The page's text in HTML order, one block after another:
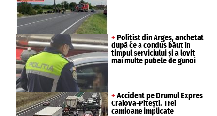
+ Polițist din Argeș, anchetat
după ce a condus băut în
timpul serviciului și a lovit
mai multe pubele de gunoi
+ Accident pe Drumul Expres
Craiova-Pitești. Trei
camioane implicate